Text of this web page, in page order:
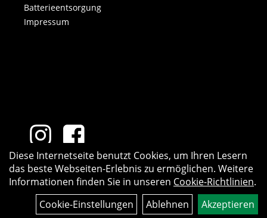
Batterieentsorgung
Impressum
Diese Internetseite benutzt Cookies, um Ihren Lesern
das beste Webseiten-Erlebnis zu ermöglichen. Weitere
Informationen finden Sie in unseren Cookie-Richtlinien.
Cookie-Einstellungen
Ablehnen Akzeptieren